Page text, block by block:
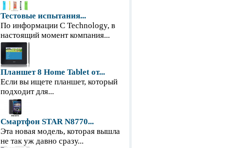
Тестовые испытания...
По информации С Technology, в
настоящий момент компания...
Планшет 8 Home Tablet от...
Если вы ищете планшет, который
подходит для...
Смартфон STAR N8770...
Эта новая модель, которая вышла
не так уж давно сразу...